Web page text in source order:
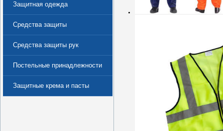
Защитная одежда
Средства защиты
Средства защиты рук
Постельные принадлежности
Защитные крема и пасты